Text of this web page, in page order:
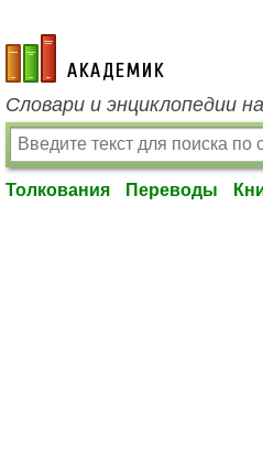
academic.ru
Словари и энциклопедии
Толкования Переводы